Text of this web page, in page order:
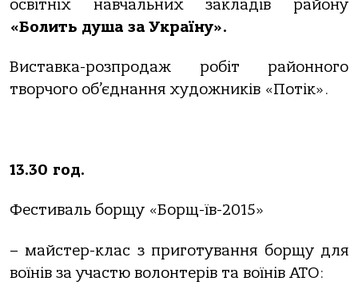
освітніх навчальних закладів району
«Болить душа за Україну».
Виставка-розпродаж робіт районного
творчого об’єднання художників «Потік».
13.30 год.
Фестиваль борщу «Борщ-їв-2015»
– майстер-клас з приготування борщу для
воїнів за участю волонтерів та воїнів АТО: